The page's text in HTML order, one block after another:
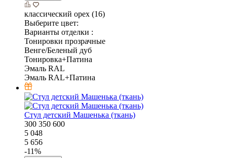
классический орех (16)
Выберите цвет:
Варианты отделки :
Тонировки прозрачные
Венге/Беленый дуб
Тонировка+Патина
Эмаль RAL
Эмаль RAL+Патина
Стул детский Машенька (ткань)
300 350 600
5 048
5 656
-11%